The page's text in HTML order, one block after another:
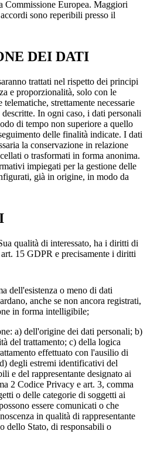
Commissione Europea. Maggiori
sono reperibili presso il
DEI DATI
trattati nel rispetto dei principi
e proporzionalità, solo con le
strettamente necessarie
In ogni caso, i dati personali
di tempo non superiore a quello
delle finalità indicate. I dati
la conservazione in relazione
o trasformati in forma anonima.
impiegati per la gestione delle
già in origine, in modo da
qualità di interessato, ha i diritti di
15 GDPR e precisamente i diritti
dell'esistenza o meno di dati
anche se non ancora registrati,
in forma intelligibile;
a) dell'origine dei dati personali; b)
del trattamento; c) della logica
effettuato con l'ausilio di
degli estremi identificativi del
e del rappresentante designato ai
2 Codice Privacy e art. 3, comma
o delle categorie di soggetti ai
essere comunicati o che
in qualità di rappresentante
dello Stato, di responsabili o